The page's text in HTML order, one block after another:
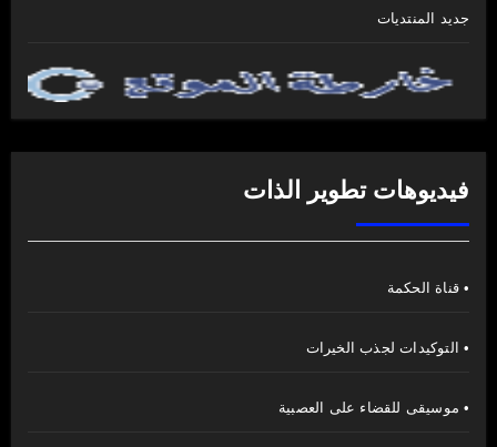
جديد المنتديات
فيديوهات تطوير الذات
• قناة الحكمة
• التوكيدات لجذب الخيرات
• موسيقى للقضاء على العصبية